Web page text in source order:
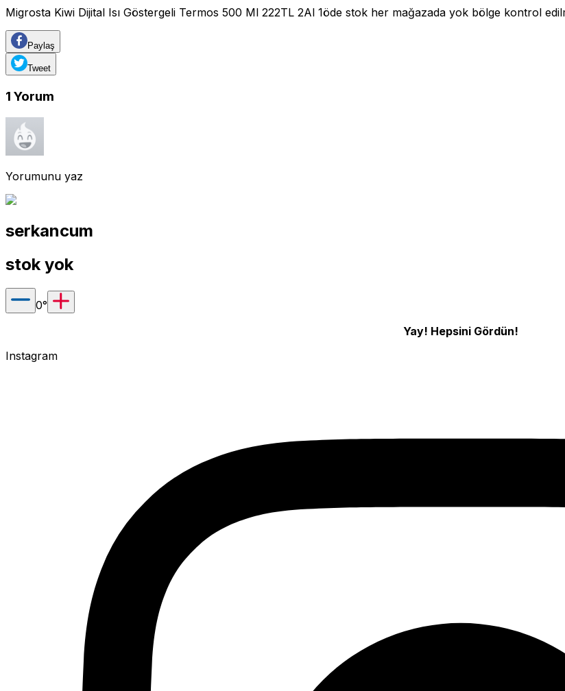
Migrosta Kiwi Dijital Isı Göstergeli Termos 500 Ml 222TL 2Al 1öde stok her mağazada yok bölge kontrol
Paylaş
Tweet
1 Yorum
Yorumunu yaz
serkancum
stok yok
0°
Yay! Hepsini Gördün!
Instagram